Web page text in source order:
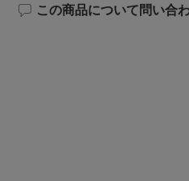
この商品について問い合